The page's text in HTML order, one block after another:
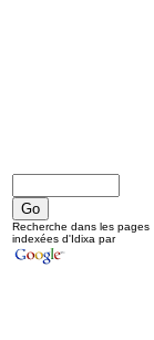
Recherche dans les pages
indexées d'Idixa par